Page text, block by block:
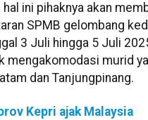
ini pihaknya akan
SPMB gelombang
3 Juli hingga 5 Juli
mengakomodasi murid
dan Tanjungpinang.
Kepri ajak Malaysia